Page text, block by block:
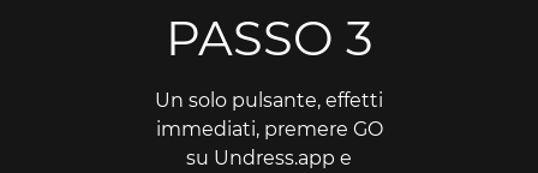
PASSO 3
Un solo pulsante, effetti
immediati, premere GO
su Undress.app e